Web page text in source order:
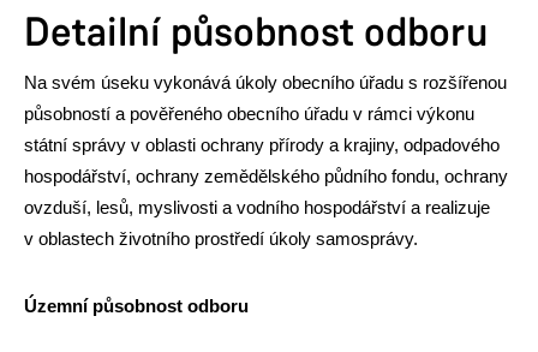
IČ:00274046
DIČ:
Provozní doba
Pondělí
8:00–11:00, 12:00–17:00
Úterý 8:00–11:00, 12:00–15:30
Středa 8:00–11:00, 12:00–17:00
Pátek
Detailní působnost odboru
Na svém úseku vykonává úkoly obecního úřadu s rozšířenou
působností a pověřeného obecního úřadu v rámci výkonu
státní správy v oblasti ochrany přírody a krajiny, odpadového
hospodářství, ochrany zemědělského půdního fondu, ochrany
ovzduší, lesů, myslivosti a vodního hospodářství a realizuje
v oblastech životního prostředí úkoly samosprávy.
Územní působnost odboru